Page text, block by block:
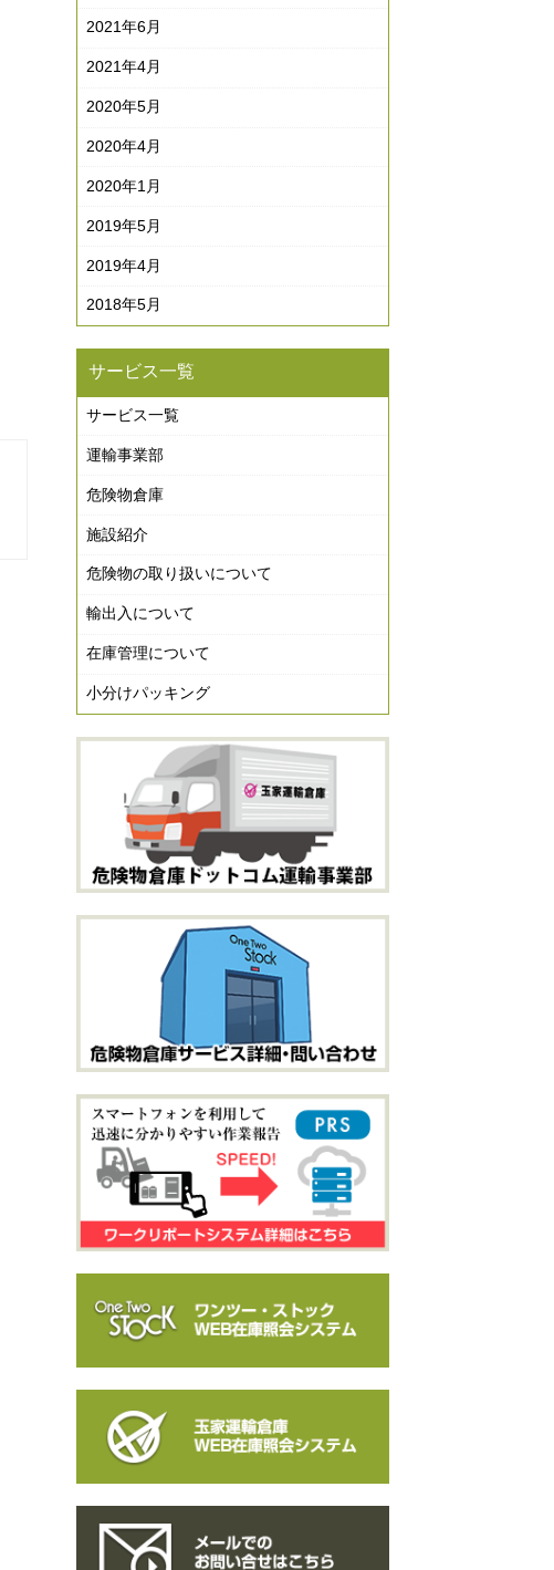
2021年6月
2021年4月
2020年5月
2020年4月
2020年1月
2019年5月
2019年4月
2018年5月
サービス一覧
サービス一覧
運輸事業部
危険物倉庫
施設紹介
危険物の取り扱いについて
輸出入について
在庫管理について
小分けパッキング